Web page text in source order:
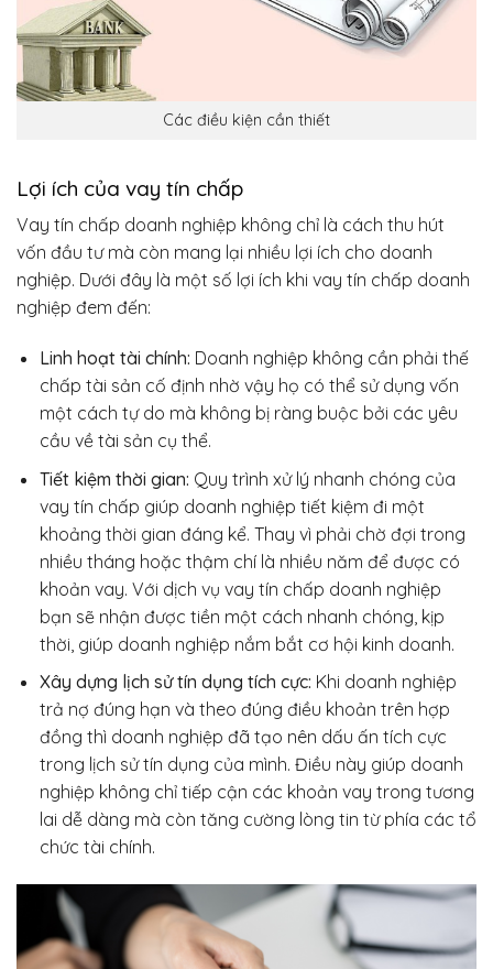
Các điều kiện cần thiết
Lợi ích của vay tín chấp
Vay tín chấp doanh nghiệp không chỉ là cách thu hút
vốn đầu tư mà còn mang lại nhiều lợi ích cho doanh
nghiệp. Dưới đây là một số lợi ích khi vay tín chấp doanh
nghiệp đem đến:
Linh hoạt tài chính: Doanh nghiệp không cần phải thế
chấp tài sản cố định nhờ vậy họ có thể sử dụng vốn
một cách tự do mà không bị ràng buộc bởi các yêu
cầu về tài sản cụ thể.
Tiết kiệm thời gian: Quy trình xử lý nhanh chóng của
vay tín chấp giúp doanh nghiệp tiết kiệm đi một
khoảng thời gian đáng kể. Thay vì phải chờ đợi trong
nhiều tháng hoặc thậm chí là nhiều năm để được có
khoản vay. Với dịch vụ vay tín chấp doanh nghiệp
bạn sẽ nhận được tiền một cách nhanh chóng, kịp
thời, giúp doanh nghiệp nắm bắt cơ hội kinh doanh.
Xây dựng lịch sử tín dụng tích cực: Khi doanh nghiệp
trả nợ đúng hạn và theo đúng điều khoản trên hợp
đồng thì doanh nghiệp đã tạo nên dấu ấn tích cực
trong lịch sử tín dụng của mình. Điều này giúp doanh
nghiệp không chỉ tiếp cận các khoản vay trong tương
lai dễ dàng mà còn tăng cường lòng tin từ phía các tổ
chức tài chính.